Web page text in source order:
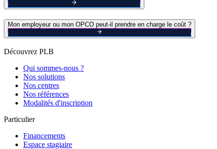
Mon employeur ou mon OPCO peut-il prendre en charge le coût ?
Découvrez PLB
Qui sommes-nous ?
Nos solutions
Nos centres
Nos références
Modalités d'inscription
Particulier
Financements
Espace stagiaire